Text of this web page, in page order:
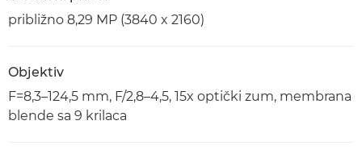
približno 8,29 MP (3840 x 2160)
Objektiv
F=8,3–124,5 mm, F/2,8–4,5, 15x optički zum, membrana
blende sa 9 krilaca